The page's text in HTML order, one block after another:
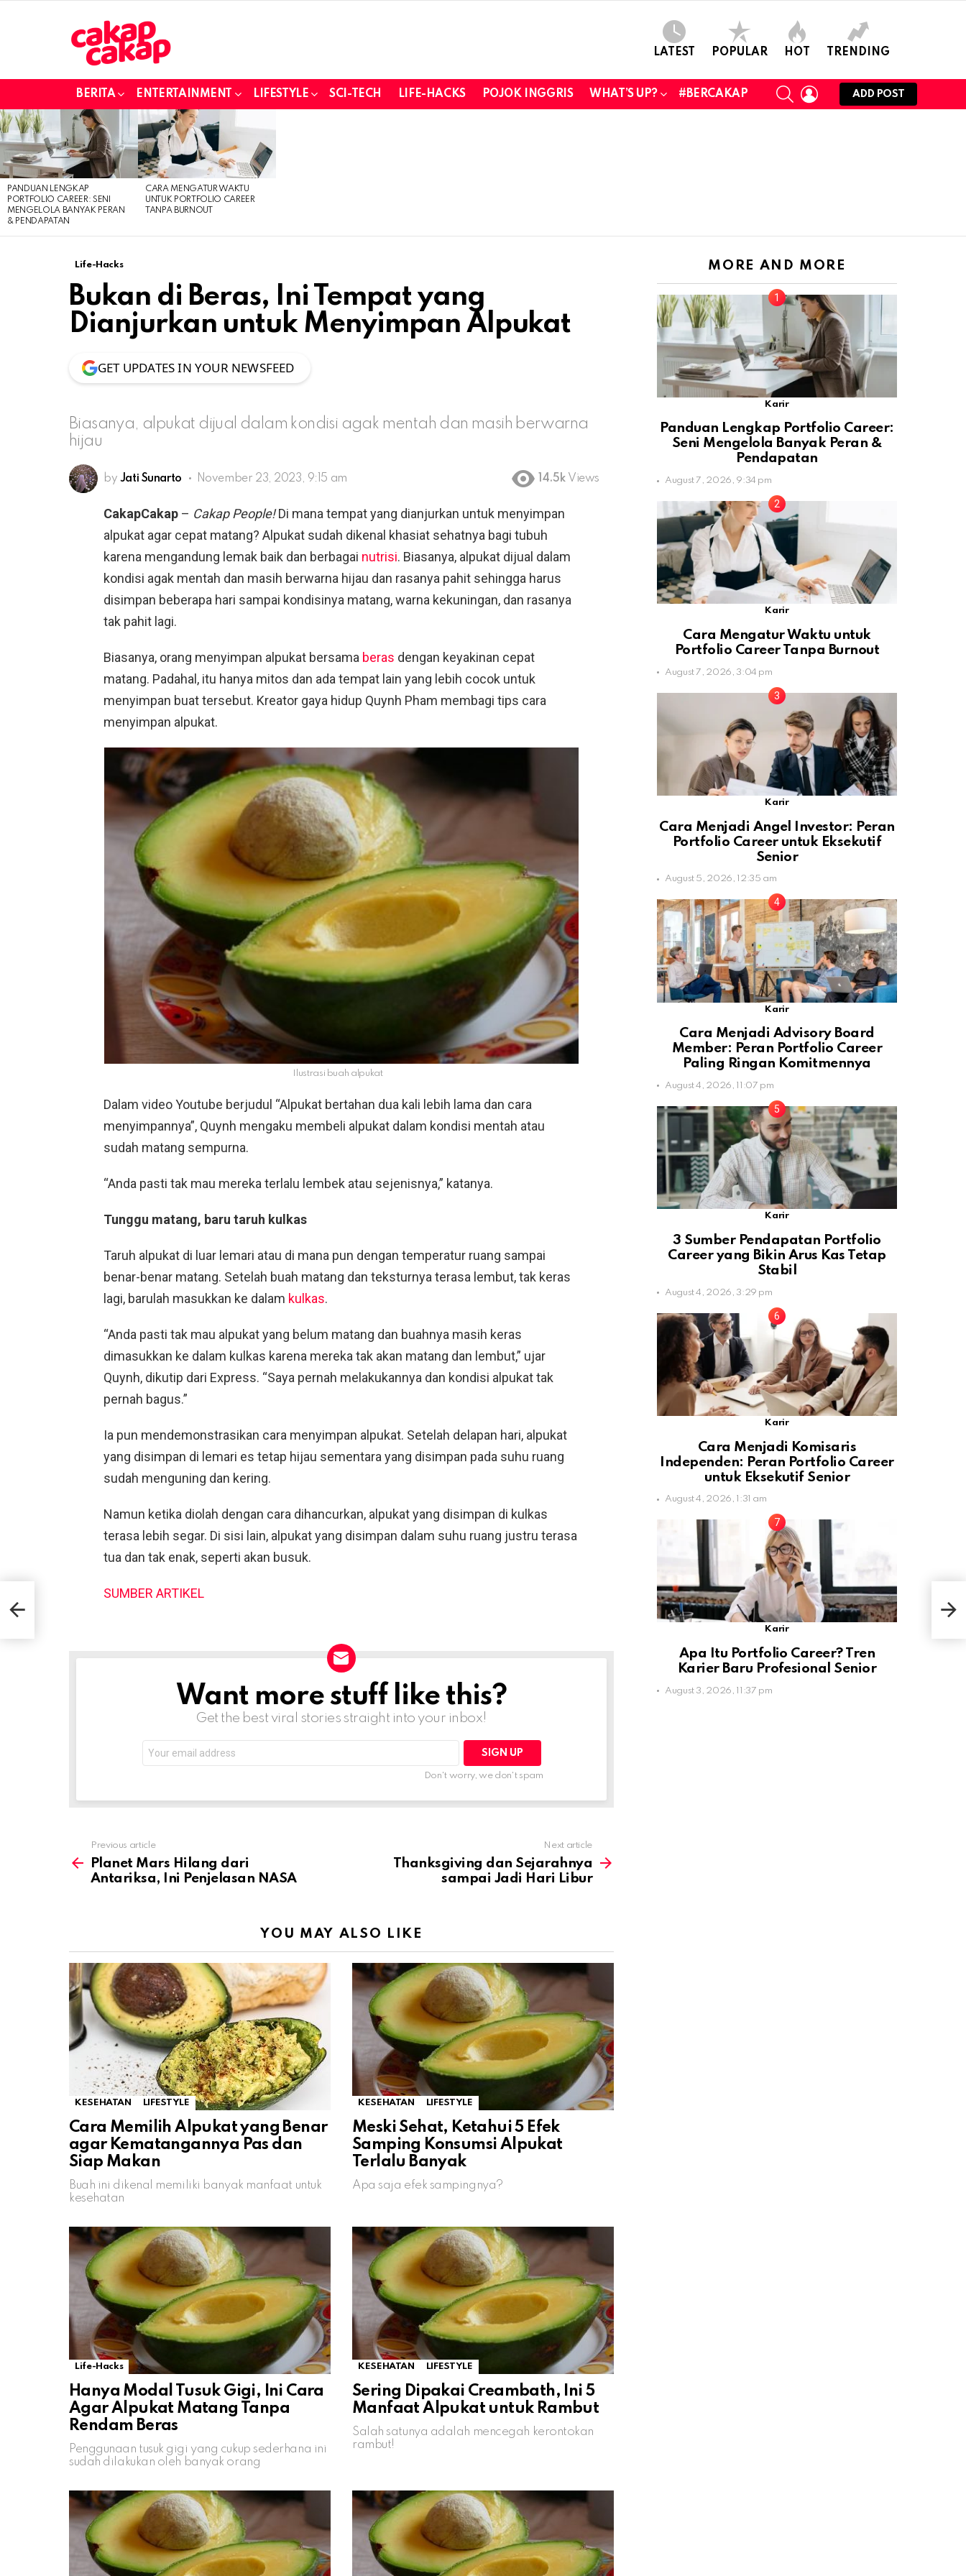
LATEST POPULAR HOT TRENDING
BERITA ENTERTAINMENT LIFESTYLE SCI-TECH LIFE-HACKS POJOK INGGRIS WHAT’S UP? #BERCAKAP
SEARCHLOGIN
ADD POST
LATEST
STORIES
PANDUAN LENGKAP
PORTFOLIO CAREER: SENI
MENGELOLA BANYAK PERAN
& PENDAPATAN
CARA MENGATUR WAKTU
UNTUK PORTFOLIO CAREER
TANPA BURNOUT
Life-Hacks
Bukan di Beras, Ini Tempat yang
Dianjurkan untuk Menyimpan Alpukat
GET UPDATES IN YOUR NEWSFEED
Biasanya, alpukat dijual dalam kondisi agak mentah dan masih berwarna
hijau
by Jati Sunarto November 23, 2023, 9:15 am 14.5k Views
CakapCakap – Cakap People!Di mana tempat yang dianjurkan untuk menyimpan
alpukat agar cepat matang? Alpukat sudah dikenal khasiat sehatnya bagi tubuh
karena mengandung lemak baik dan berbagai nutrisi. Biasanya, alpukat dijual dalam
kondisi agak mentah dan masih berwarna hijau dan rasanya pahit sehingga harus
disimpan beberapa hari sampai kondisinya matang, warna kekuningan, dan rasanya
tak pahit lagi.
Biasanya, orang menyimpan alpukat bersama beras dengan keyakinan cepat
matang. Padahal, itu hanya mitos dan ada tempat lain yang lebih cocok untuk
menyimpan buat tersebut. Kreator gaya hidup Quynh Pham membagi tips cara
menyimpan alpukat.
Ilustrasi buah alpukat
Dalam video Youtube berjudul “Alpukat bertahan dua kali lebih lama dan cara
menyimpannya”, Quynh mengaku membeli alpukat dalam kondisi mentah atau
sudah matang sempurna.
“Anda pasti tak mau mereka terlalu lembek atau sejenisnya,” katanya.
Tunggu matang, baru taruh kulkas
Taruh alpukat di luar lemari atau di mana pun dengan temperatur ruang sampai
benar-benar matang. Setelah buah matang dan teksturnya terasa lembut, tak keras
lagi, barulah masukkan ke dalam kulkas.
“Anda pasti tak mau alpukat yang belum matang dan buahnya masih keras
dimasukkan ke dalam kulkas karena mereka tak akan matang dan lembut,” ujar
Quynh, dikutip dari Express. “Saya pernah melakukannya dan kondisi alpukat tak
pernah bagus.”
Ia pun mendemonstrasikan cara menyimpan alpukat. Setelah delapan hari, alpukat
yang disimpan di lemari es tetap hijau sementara yang disimpan pada suhu ruang
sudah menguning dan kering.
Namun ketika diolah dengan cara dihancurkan, alpukat yang disimpan di kulkas
terasa lebih segar. Di sisi lain, alpukat yang disimpan dalam suhu ruang justru terasa
tua dan tak enak, seperti akan busuk.
SUMBER ARTIKEL
NEWSLETTERWant more stuff like this?
Get the best viral stories straight into your inbox!
address:
Don't worry, we don't spam
more
Previous article
Planet Mars Hilang dari
Antariksa, Ini Penjelasan NASA
Next article
Thanksgiving dan Sejarahnya
sampai Jadi Hari Libur
YOU MAY ALSO LIKE
KESEHATAN LIFESTYLE
Cara Memilih Alpukat yang Benar
agar Kematangannya Pas dan
Siap Makan
Buah ini dikenal memiliki banyak manfaat untuk
kesehatan
KESEHATAN LIFESTYLE
Meski Sehat, Ketahui 5 Efek
Samping Konsumsi Alpukat
Terlalu Banyak
Apa saja efek sampingnya?
Life-Hacks
Hanya Modal Tusuk Gigi, Ini Cara
Agar Alpukat Matang Tanpa
Rendam Beras
Penggunaan tusuk gigi yang cukup sederhana ini
sudah dilakukan oleh banyak orang
KESEHATAN LIFESTYLE
Sering Dipakai Creambath, Ini 5
Manfaat Alpukat untuk Rambut
Salah satunya adalah mencegah kerontokan
rambut!
MORE AND MORE
Karir
Panduan Lengkap Portfolio Career:
Seni Mengelola Banyak Peran &
Pendapatan
August 7, 2026, 9:34 pm
Karir
Cara Mengatur Waktu untuk
Portfolio Career Tanpa Burnout
August 7, 2026, 3:04 pm
Karir
Cara Menjadi Angel Investor: Peran
Portfolio Career untuk Eksekutif
Senior
August 5, 2026, 12:35 am
Karir
Cara Menjadi Advisory Board
Member: Peran Portfolio Career
Paling Ringan Komitmennya
August 4, 2026, 11:07 pm
Karir
3 Sumber Pendapatan Portfolio
Career yang Bikin Arus Kas Tetap
Stabil
August 4, 2026, 3:29 pm
Karir
Cara Menjadi Komisaris
Independen: Peran Portfolio Career
untuk Eksekutif Senior
August 4, 2026, 1:31 am
Karir
Apa Itu Portfolio Career? Tren
Karier Baru Profesional Senior
August 3, 2026, 11:37 pm